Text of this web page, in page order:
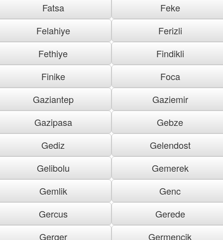
Fatsa
Feke
Felahiye
Ferizli
Fethiye
Findikli
Finike
Foca
Gaziantep
Gaziemir
Gazipasa
Gebze
Gediz
Gelendost
Gelibolu
Gemerek
Gemlik
Genc
Gercus
Gerede
Gerger
Germencik